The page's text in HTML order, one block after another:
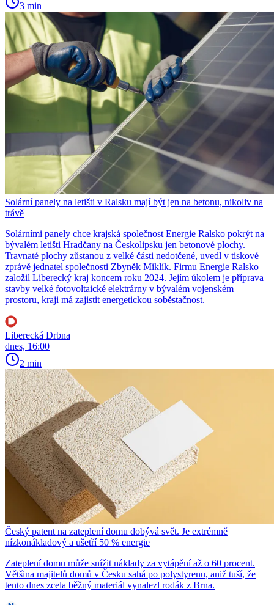
3 min
Solární panely na letišti v Ralsku mají být jen na betonu, nikoliv na
trávě
Solárními panely chce krajská společnost Energie Ralsko pokrýt na
bývalém letišti Hradčany na Českolipsku jen betonové plochy.
Travnaté plochy zůstanou z velké části nedotčené, uvedl v tiskové
zprávě jednatel společnosti Zbyněk Miklík. Firmu Energie Ralsko
založil Liberecký kraj koncem roku 2024. Jejím úkolem je příprava
stavby velké fotovoltaické elektrárny v bývalém vojenském
prostoru, kraji má zajistit energetickou soběstačnost.
Liberecká Drbna
dnes, 16:00
2 min
Český patent na zateplení domu dobývá svět. Je extrémně
nízkonákladový a ušetří 50 % energie
Zateplení domu může snížit náklady za vytápění až o 60 procent.
Většina majitelů domů v Česku sahá po polystyrenu, aniž tuší, že
tento dnes zcela běžný materiál vynalezl rodák z Brna.